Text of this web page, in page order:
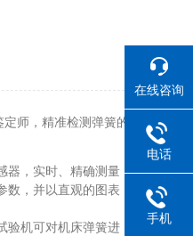
师，精准检测弹簧的
器，实时、精确测量
数，并以直观的图表
验机可对机床弹簧进
在线咨询
电话
手机